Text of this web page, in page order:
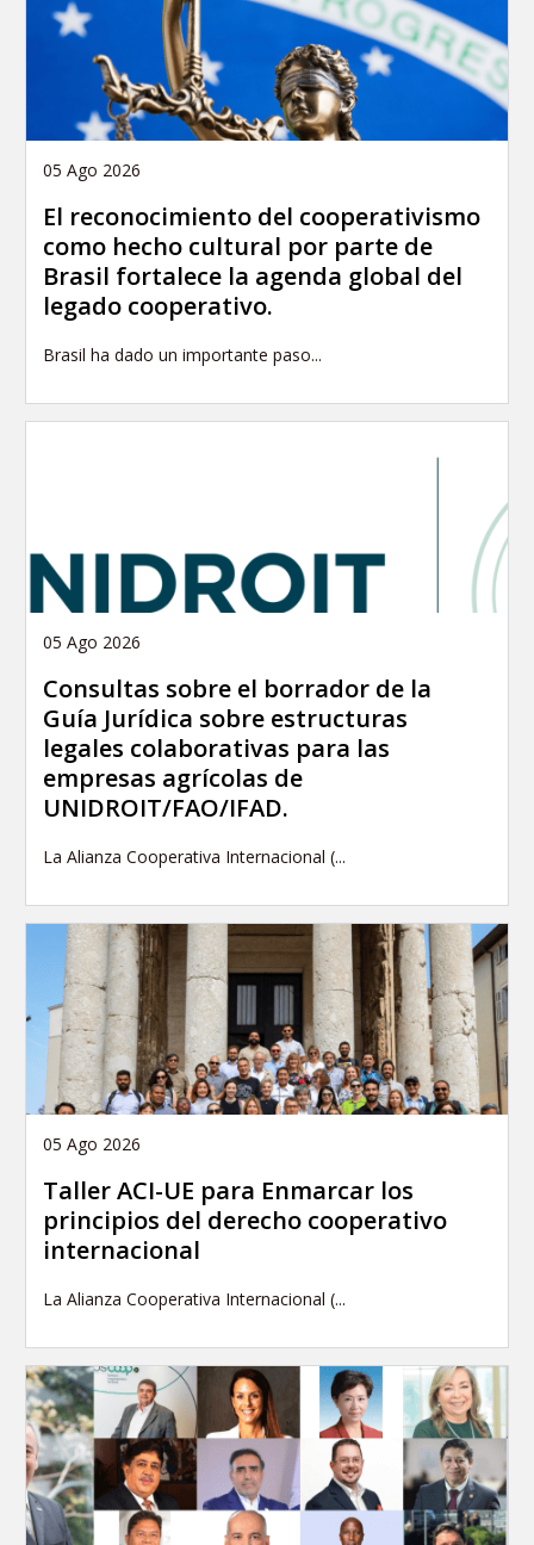
05 Ago 2026
El reconocimiento del cooperativismo
como hecho cultural por parte de
Brasil fortalece la agenda global del
legado cooperativo.
Brasil ha dado un importante paso...
05 Ago 2026
Consultas sobre el borrador de la
Guía Jurídica sobre estructuras
legales colaborativas para las
empresas agrícolas de
UNIDROIT/FAO/IFAD.
La Alianza Cooperativa Internacional (...
05 Ago 2026
Taller ACI-UE para Enmarcar los
principios del derecho cooperativo
internacional
La Alianza Cooperativa Internacional (...